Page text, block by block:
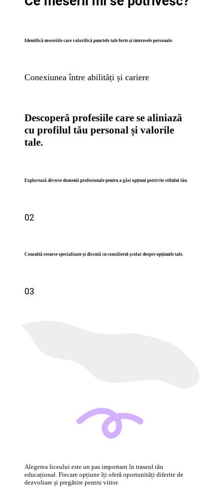
Identifică meseriile care valorifică punctele tale forte și interesele personale.
Conexiunea între abilități și cariere
Descoperă profesiile care se aliniază
cu profilul tău personal și valorile
tale.
Explorează diverse domenii profesionale pentru a găsi opțiuni potrivite stilului tău.
02
Consultă resurse specializate și discută cu consilierul școlar despre opțiunile tale.
03
Alegerea liceului este un pas important în traseul tău
educațional. Fiecare opțiune îți oferă oportunități diferite de
dezvoltare și pregătire pentru viitor.